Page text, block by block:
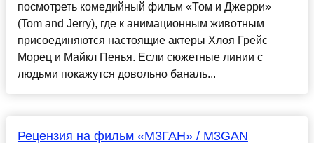
посмотреть комедийный фильм «Том и Джерри»
(Tom and Jerry), где к анимационным животным
присоединяются настоящие актеры Хлоя Грейс
Морец и Майкл Пенья. Если сюжетные линии с
людьми покажутся довольно баналь...
Рецензия на фильм «М3ГАН» / M3GAN